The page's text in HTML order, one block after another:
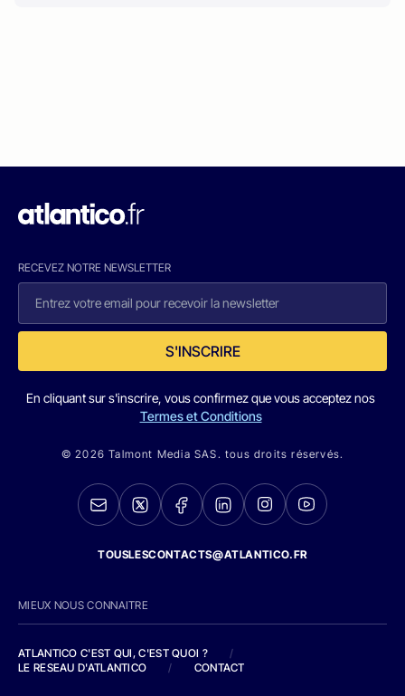
RECEVEZ NOTRE NEWSLETTER
S'INSCRIRE
En cliquant sur s'inscrire, vous confirmez que vous acceptez nos
Termes et Conditions
© 2026 Talmont Media SAS. tous droits réservés.
TOUSLESCONTACTS@ATLANTICO.FR
MIEUX NOUS CONNAITRE
ATLANTICO C'EST QUI, C'EST QUOI ?
/
LE RESEAU D'ATLANTICO
/ CONTACT